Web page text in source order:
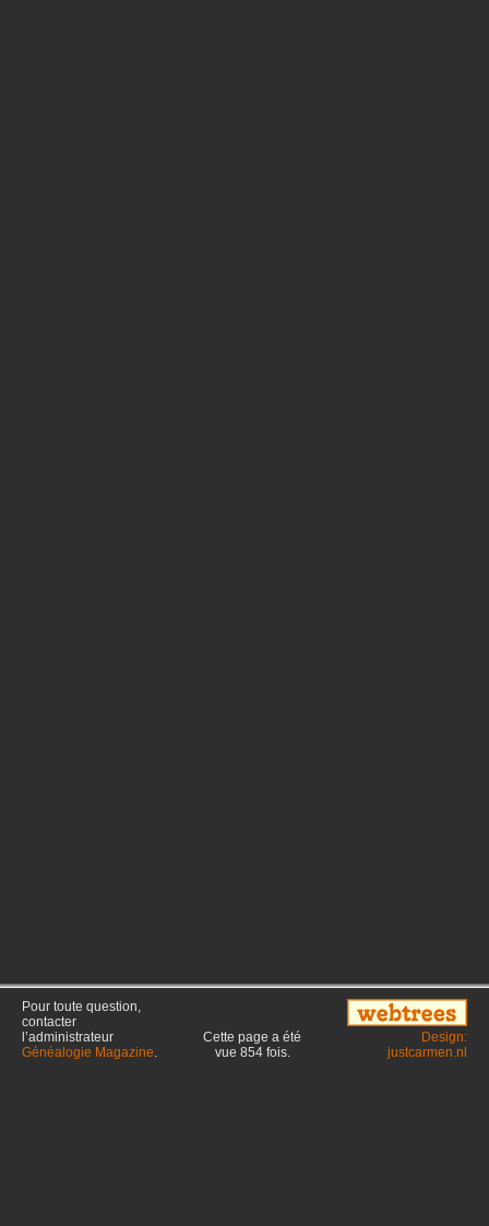
Pour toute question,
contacter
l’administrateur
Généalogie Magazine.
Cette page a été
vue 854fois.
Design:
justcarmen.nl